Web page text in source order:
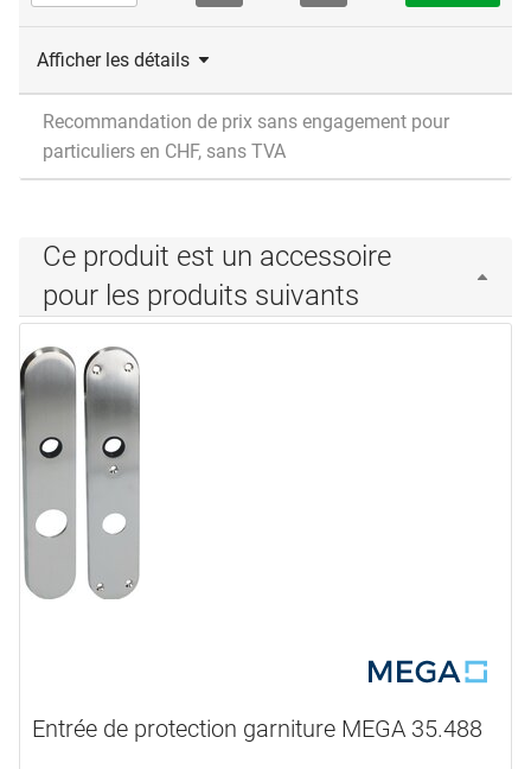
Afficher les détails
Recommandation de prix sans engagement pour
particuliers en CHF, sans TVA
Ce produit est un accessoire
pour les produits suivants
Entrée de protection garniture MEGA 35.488